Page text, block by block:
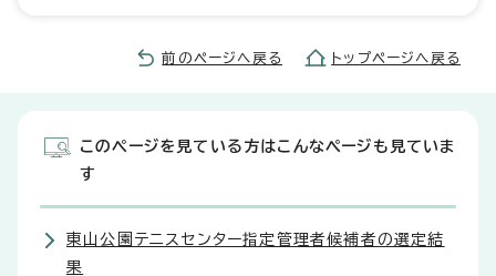
前のページへ戻る トップページへ戻る
このページを見ている方はこんなページも見ていま
す
東山公園テニスセンター指定管理者候補者の選定結
果